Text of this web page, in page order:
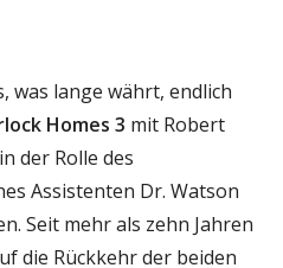
was lange währt, endlich
Homes 3 mit Robert
der Rolle des
Assistenten Dr. Watson
Seit mehr als zehn Jahren
die Rückkehr der beiden